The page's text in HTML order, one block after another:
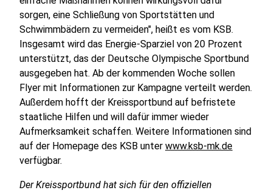
sorgen, eine Schließung von Sportstätten und
Schwimmbädern zu vermeiden", heißt es vom KSB.
Insgesamt wird das Energie-Sparziel von 20 Prozent
unterstützt, das der Deutsche Olympische Sportbund
ausgegeben hat. Ab der kommenden Woche sollen
Flyer mit Informationen zur Kampagne verteilt werden.
Außerdem hofft der Kreissportbund auf befristete
staatliche Hilfen und will dafür immer wieder
Aufmerksamkeit schaffen. Weitere Informationen sind
auf der Homepage des KSB unter www.ksb-mk.de
verfügbar.
Der Kreissportbund hat sich für den offiziellen